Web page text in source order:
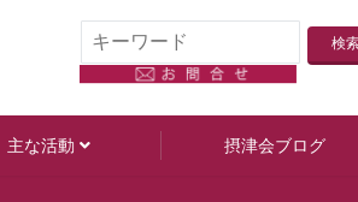
主な活動 摂津会ブログ